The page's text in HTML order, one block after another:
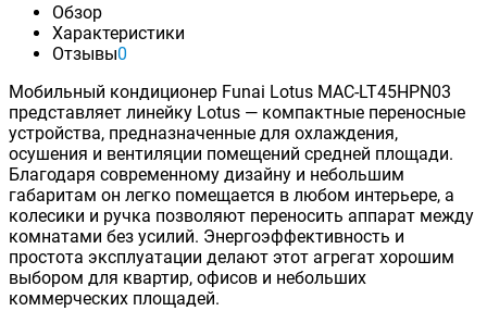
Обзор
Характеристики
Отзывы0
Мобильный кондиционер Funai Lotus MAC-LT45HPN03
представляет линейку Lotus — компактные переносные
устройства, предназначенные для охлаждения,
осушения и вентиляции помещений средней площади.
Благодаря современному дизайну и небольшим
габаритам он легко помещается в любом интерьере, а
колесики и ручка позволяют переносить аппарат между
комнатами без усилий. Энергоэффективность и
простота эксплуатации делают этот агрегат хорошим
выбором для квартир, офисов и небольших
коммерческих площадей.